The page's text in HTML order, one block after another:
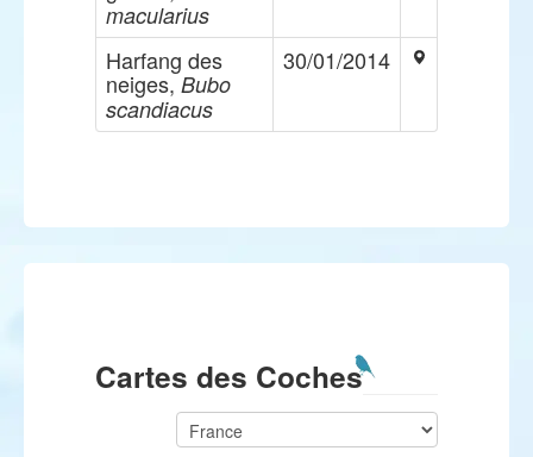
macularius
Harfang des
neiges,Bubo
scandiacus
30/01/2014
Cartes des Coches